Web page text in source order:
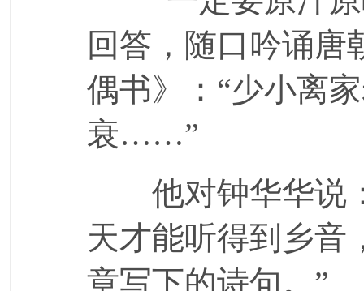
回答，随口吟诵唐
偶书》：“少小离
衰……”
他对钟华华说：
天才能听得到乡音
章写下的诗句。”